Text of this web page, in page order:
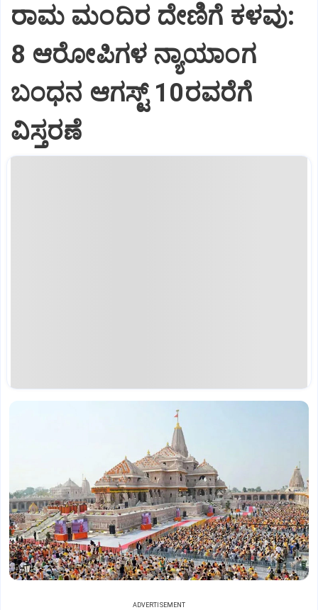
ರಾಮ ಮಂದಿರ ದೇಣಿಗೆ ಕಳವು:
8 ಆರೋಪಿಗಳ ನ್ಯಾಯಾಂಗ
ಬಂಧನ ಆಗಸ್ಟ್ 10ರವರೆಗೆ
ವಿಸ್ತರಣೆ
ADVERTISEMENT